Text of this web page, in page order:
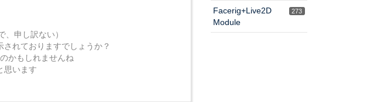
申し訳ない）
れておりますでしょうか？
かもしれませんね
思います
273
Facerig+Live2D
Module